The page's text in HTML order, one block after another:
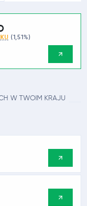
(1,51%)
W TWOIM KRAJU